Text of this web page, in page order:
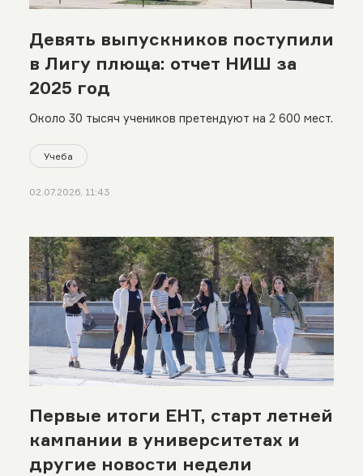
Девять выпускников поступили
в Лигу плюща: отчет НИШ за
2025 год
Около 30 тысяч учеников претендуют на 2 600 мест.
Учеба
02.07.2026, 11:43
Первые итоги ЕНТ, старт летней
кампании в университетах и
другие новости недели